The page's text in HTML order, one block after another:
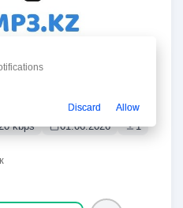
kbps 01.06.2026 1
Discard Allow